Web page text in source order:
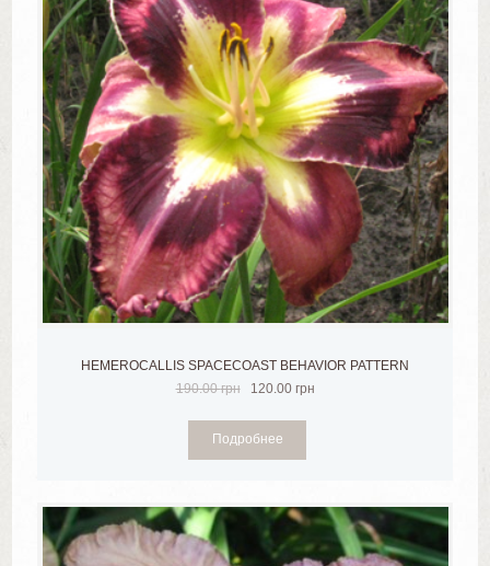
А!
HEMEROCALLIS SPACECOAST BEHAVIOR PATTERN
190.00грн 120.00 грн
Подробнее